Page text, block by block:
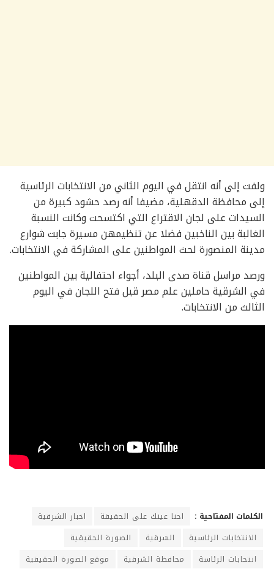
ولفت إلى أنه انتقل في اليوم الثاني من الانتخابات الرئاسية
إلى محافظة الدقهلية، مضيفا أنه رصد حشود كبيرة من
السيدات على لجان الاقتراع التي اكتسحت وكانت النسبة
الغالبة بين الناخبين فضلا عن تنظيمهن مسيرة جابت شوارع
مدينة المنصورة لحث المواطنين على المشاركة في الانتخابات.
ورصد مراسل قناة صدى البلد، أجواء احتفالية بين المواطنين
في الشرقية حاملين علم مصر قبل فتح اللجان في اليوم
الثالث من الانتخابات.
الكلمات المفتاحية : احنا عينك على الحقيقة
اخبار الشرقية
الانتخابات الرئاسية
الشرقية
الصورة الحقيقية
انتخابات الرئاسة
محافظة الشرقية موقع الصورة الحقيقية